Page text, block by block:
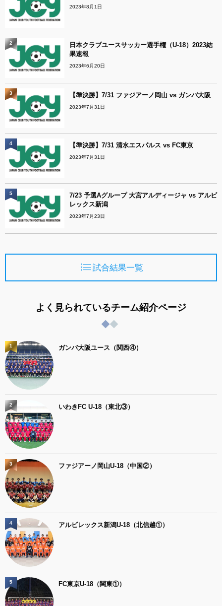
2023年8月1日
日本クラブユースサッカー選手権（U-18）2023結
果速報
2023年6月20日
2
【準決勝】7/31 ファジアーノ岡山 vs ガンバ大阪
2023年7月31日
3
【準決勝】7/31 清水エスパルス vs FC東京
2023年7月31日
4
7/23 予選Aグループ 大宮アルディージャ vs アルビ
レックス新潟
2023年7月23日
5
試合結果一覧
よく見られているチーム紹介ページ
ガンバ大阪ユース（関西④）
1
いわきFC U-18（東北③）
2
ファジアーノ岡山U-18（中国②）
3
アルビレックス新潟U-18（北信越①）
4
FC東京U-18（関東①）
5